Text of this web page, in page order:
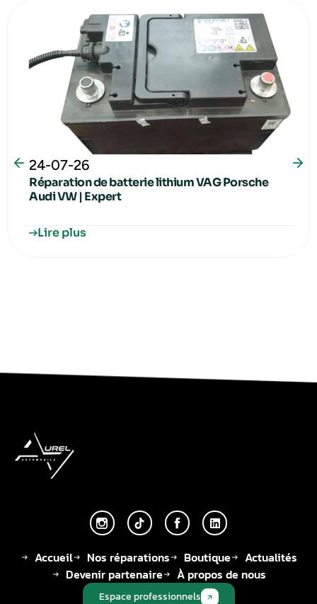
24-07-26
Réparation de batterie lithium VAG Porsche
Audi VW | Expert
Lire plus
Accueil Nos réparations Boutique
Actualités
Devenir partenaire
À propos de nous
Espace professionnels